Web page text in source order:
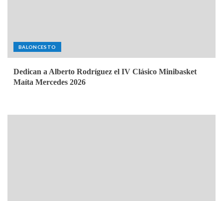
BALONCESTO
Dedican a Alberto Rodríguez el IV Clásico Minibasket
Maíta Mercedes 2026